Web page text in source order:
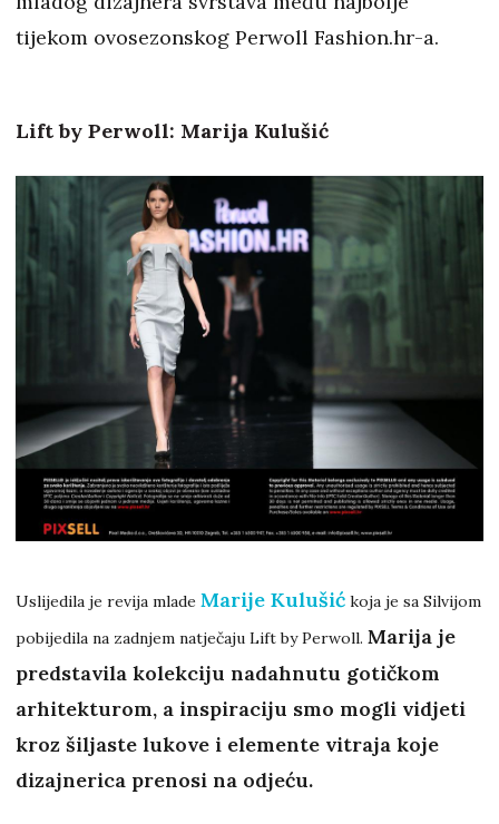
tijekom ovosezonskog Perwoll Fashion.hr-a.
Lift by Perwoll: Marija Kulušić
Uslijedila je revija mlade Marije Kulušić koja je sa Silvijom
pobijedila na zadnjem natječaju Lift by Perwoll. Marija je
predstavila kolekciju nadahnutu gotičkom
arhitekturom, a inspiraciju smo mogli vidjeti
kroz šiljaste lukove i elemente vitraja koje
dizajnerica prenosi na odjeću.